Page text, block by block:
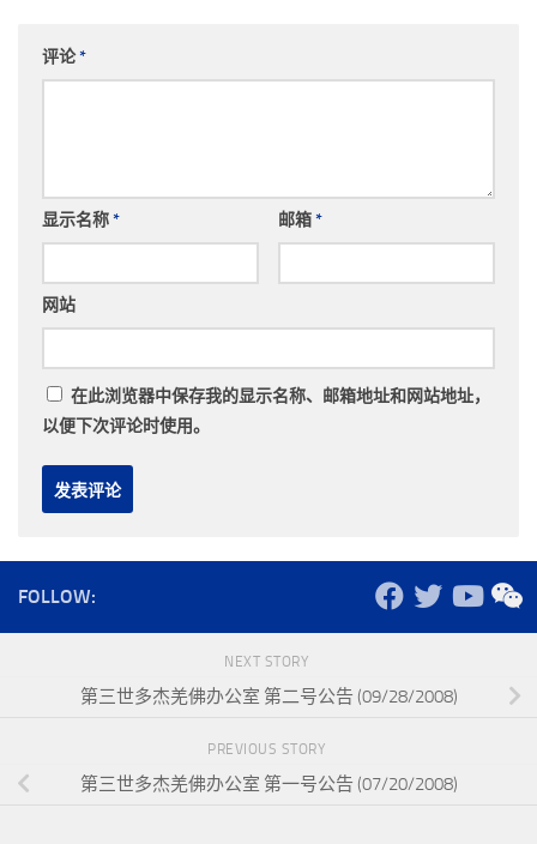
评论*
显示名称* 邮箱*
网站
在此浏览器中保存我的显示名称、邮箱地址和网站地址，
以便下次评论时使用。
FOLLOW:
NEXT STORY
第三世多杰羌佛办公室 第二号公告 (09/28/2008)
PREVIOUS STORY
第三世多杰羌佛办公室 第一号公告 (07/20/2008)